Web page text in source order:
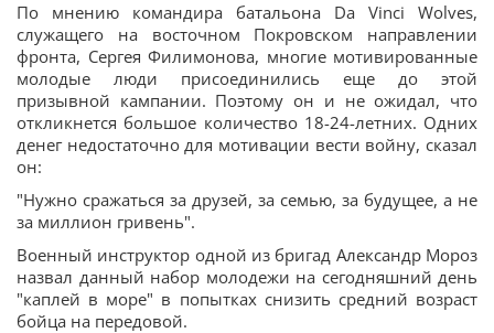
По мнению командира батальона Da Vinci Wolves,
служащего на восточном Покровском направлении
фронта, Сергея Филимонова, многие мотивированные
молодые люди присоединились еще до этой
призывной кампании. Поэтому он и не ожидал, что
откликнется большое количество 18-24-летних. Одних
денег недостаточно для мотивации вести войну, сказал
он:
"Нужно сражаться за друзей, за семью, за будущее, а не
за миллион гривень".
Военный инструктор одной из бригад Александр Мороз
назвал данный набор молодежи на сегодняшний день
"каплей в море" в попытках снизить средний возраст
бойца на передовой.